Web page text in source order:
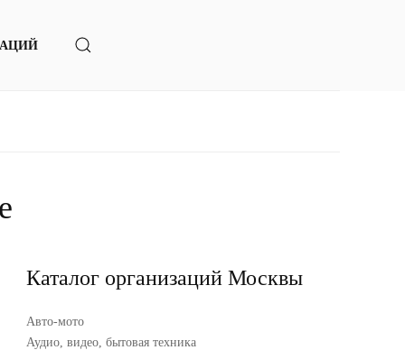
Каталог организаций Москвы
Авто-мото
Аудио, видео, бытовая техника